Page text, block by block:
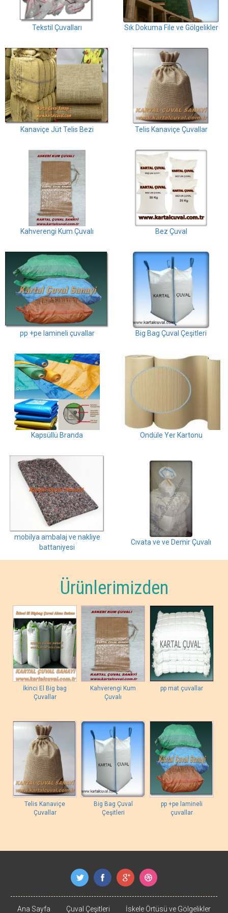
Tekstil Çuvalları Sık Dokuma File ve Gölgelikler
Kanaviçe Jüt Telis Bezi Telis Kanaviçe Çuvallar
Kahverengi Kum Çuvalı Bez Çuval
pp +pe lamineli çuvallar Big Bag Çuval Çeşitleri
Kapsüllü Branda Ondüle Yer Kartonu
mobilya ambalaj ve nakliye
battaniyesi
Cıvata ve ve Demir Çuvalı
Ürünlerimizden
İkinci El Big bag
Çuvallar
Kahverengi Kum
Çuvalı
pp mat çuvallar
Telis Kanaviçe
Çuvallar
Big Bag Çuval
Çeşitleri
pp +pe lamineli
çuvallar
Ana Sayfa Çuval Çeşitleri İskele Örtüsü ve Gölgelikler